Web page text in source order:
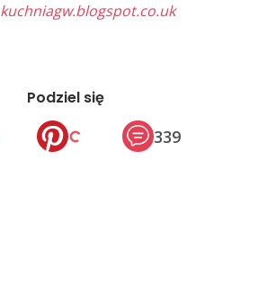
kuchniagw.blogspot.co.uk
Podziel się
339